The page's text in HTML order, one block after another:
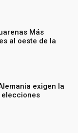
Más
al oeste de la
exigen la
elecciones